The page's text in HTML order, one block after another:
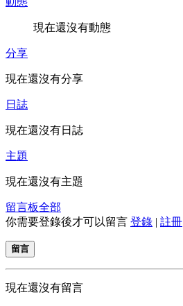
現在還沒有動態
分享
現在還沒有分享
日誌
現在還沒有日誌
主題
現在還沒有主題
留言板全部
你需要登錄後才可以留言 登錄 | 註冊
留言
現在還沒有留言